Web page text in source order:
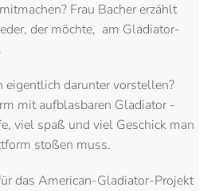
Frau Bacher erzählt
der möchte, am Gladiator-
eigentlich darunter vorstellen?
mit aufblasbaren Gladiator -
viel spaß und viel Geschick man
stoßen muss.
das American-Gladiator-Projekt